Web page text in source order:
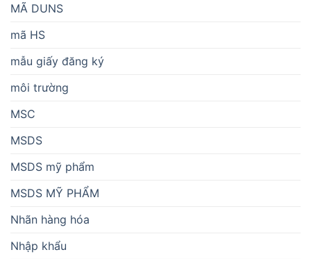
MÃ DUNS
mã HS
mẫu giấy đăng ký
môi trường
MSC
MSDS
MSDS mỹ phẩm
MSDS MỸ PHẨM
Nhãn hàng hóa
Nhập khẩu